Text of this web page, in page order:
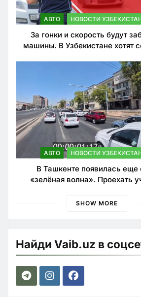
АВТО НОВОСТИ
За гонки и скорость будут
машины. В Узбекистане хотят
АВТО НОВОСТИ
В Ташкенте появилась еще
«зелёная волна». Проехать
SHOW MORE
Найди Vaib.uz в